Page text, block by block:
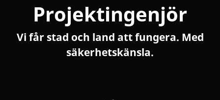
Projektingenjör
Vi får stad och land att fungera. Med
säkerhetskänsla.